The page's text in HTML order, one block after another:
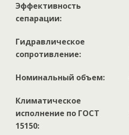
Эффективность
сепарации:
Гидравлическое
сопротивление:
Номинальный объем:
Климатическое
исполнение по ГОСТ
15150: